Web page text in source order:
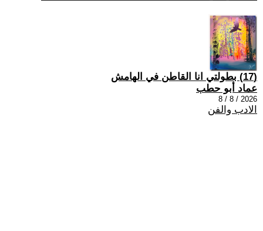
(17) بطولتي انا القاطن في الهامش
عماد أبو حطب
2026 / 8 / 8
الادب والفن